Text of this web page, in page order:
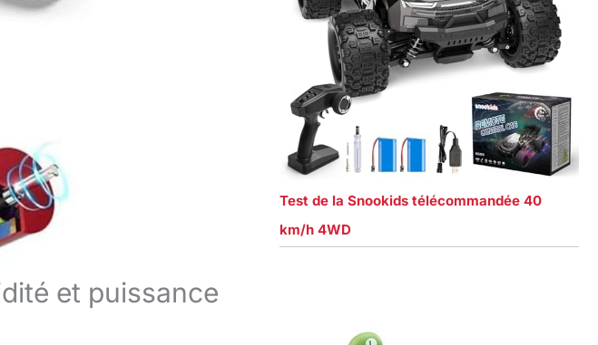
et puissance
Test de la Snookids télécommandée 40
km/h 4WD